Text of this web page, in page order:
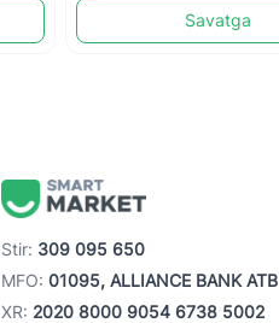
Savatga
Stir: 309 095 650
MFO: 01095, ALLIANCE BANK ATB
XR: 2020 8000 9054 6738 5002